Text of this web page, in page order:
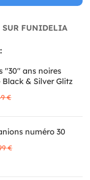
SUR FUNIDELIA
"30" ans noires
Black & Silver Glitz
€
numéro 30
€